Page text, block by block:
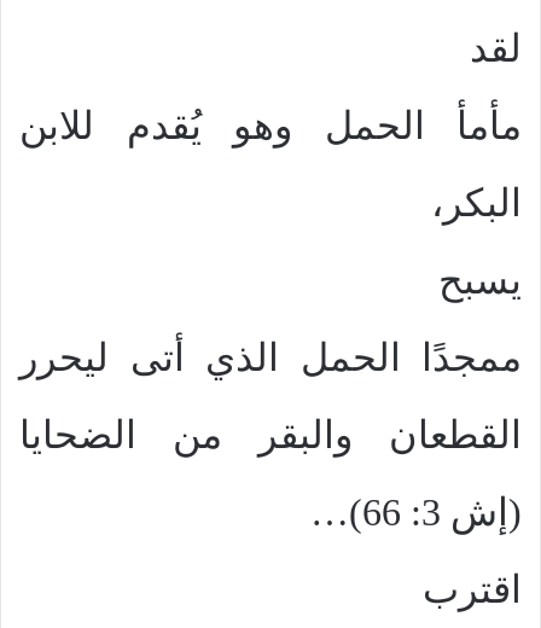
لقد
مأمأ الحمل وهو يُقدم للابن
البكر،
يسبح
ممجدًا الحمل الذي أتى ليحرر
القطعان والبقر من الضحايا
(إش 3: 66)…
اقترب